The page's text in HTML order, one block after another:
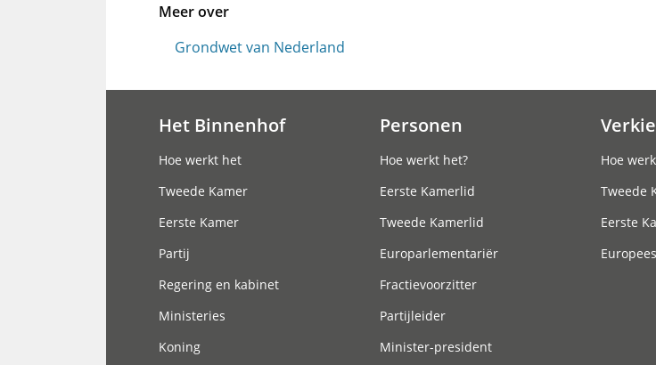
Meer over
Grondwet van Nederland
Het Binnenhof
Hoe werkt het
Tweede Kamer
Eerste Kamer
Partij
Regering en kabinet
Ministeries
Koning
Personen
Hoe werkt het?
Eerste Kamerlid
Tweede Kamerlid
Europarlementariër
Fractievoorzitter
Partijleider
Minister-president
Hoe
Tweede
Eerste